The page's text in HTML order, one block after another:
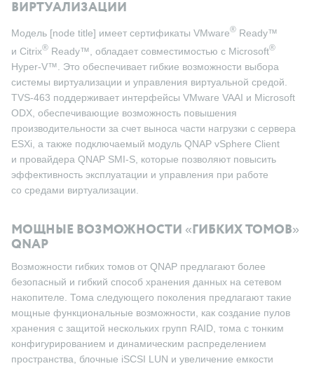
ВИРТУАЛИЗАЦИИ
Модель [node title] имеет сертификаты VMware® Ready™
и Citrix® Ready™, обладает совместимостью с Microsoft®
Hyper-V™. Это обеспечивает гибкие возможности выбора
системы виртуализации и управления виртуальной средой.
TVS-463 поддерживает интерфейсы VMware VAAI и Microsoft
ODX, обеспечивающие возможность повышения
производительности за счет выноса части нагрузки с сервера
ESXi, а также подключаемый модуль QNAP vSphere Client
и провайдера QNAP SMI-S, которые позволяют повысить
эффективность эксплуатации и управления при работе
со средами виртуализации.
МОЩНЫЕ ВОЗМОЖНОСТИ «ГИБКИХ ТОМОВ»
QNAP
Возможности гибких томов от QNAP предлагают более
безопасный и гибкий способ хранения данных на сетевом
накопителе. Тома следующего поколения предлагают такие
мощные функциональные возможности, как создание пулов
хранения с защитой нескольких групп RAID, тома с тонким
конфигурированием и динамическим распределением
пространства, блочные iSCSI LUN и увеличение емкости